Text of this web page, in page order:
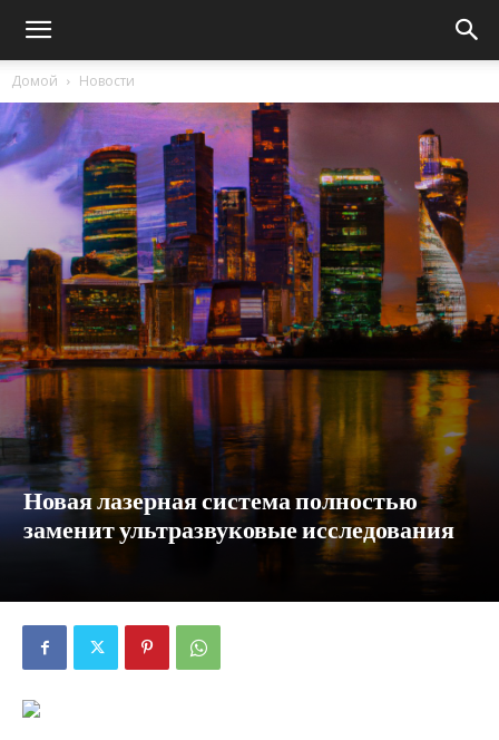
Домой Новости
Новая лазерная система полностью
заменит ультразвуковые исследования